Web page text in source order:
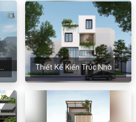
Thiết Kế Kiến Trúc Nhà Phố 3 Tầng Anh Trung – Thái Bình